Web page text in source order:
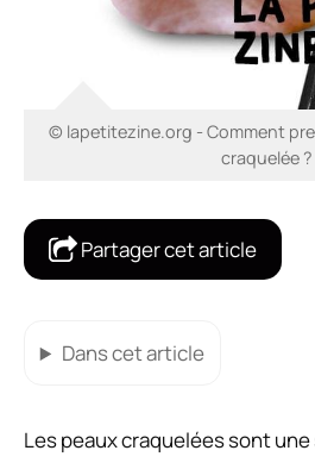
© lapetitezine.org - Comment
craquelée ?
Partager cet article
Dans cet article
Les peaux craquelées sont